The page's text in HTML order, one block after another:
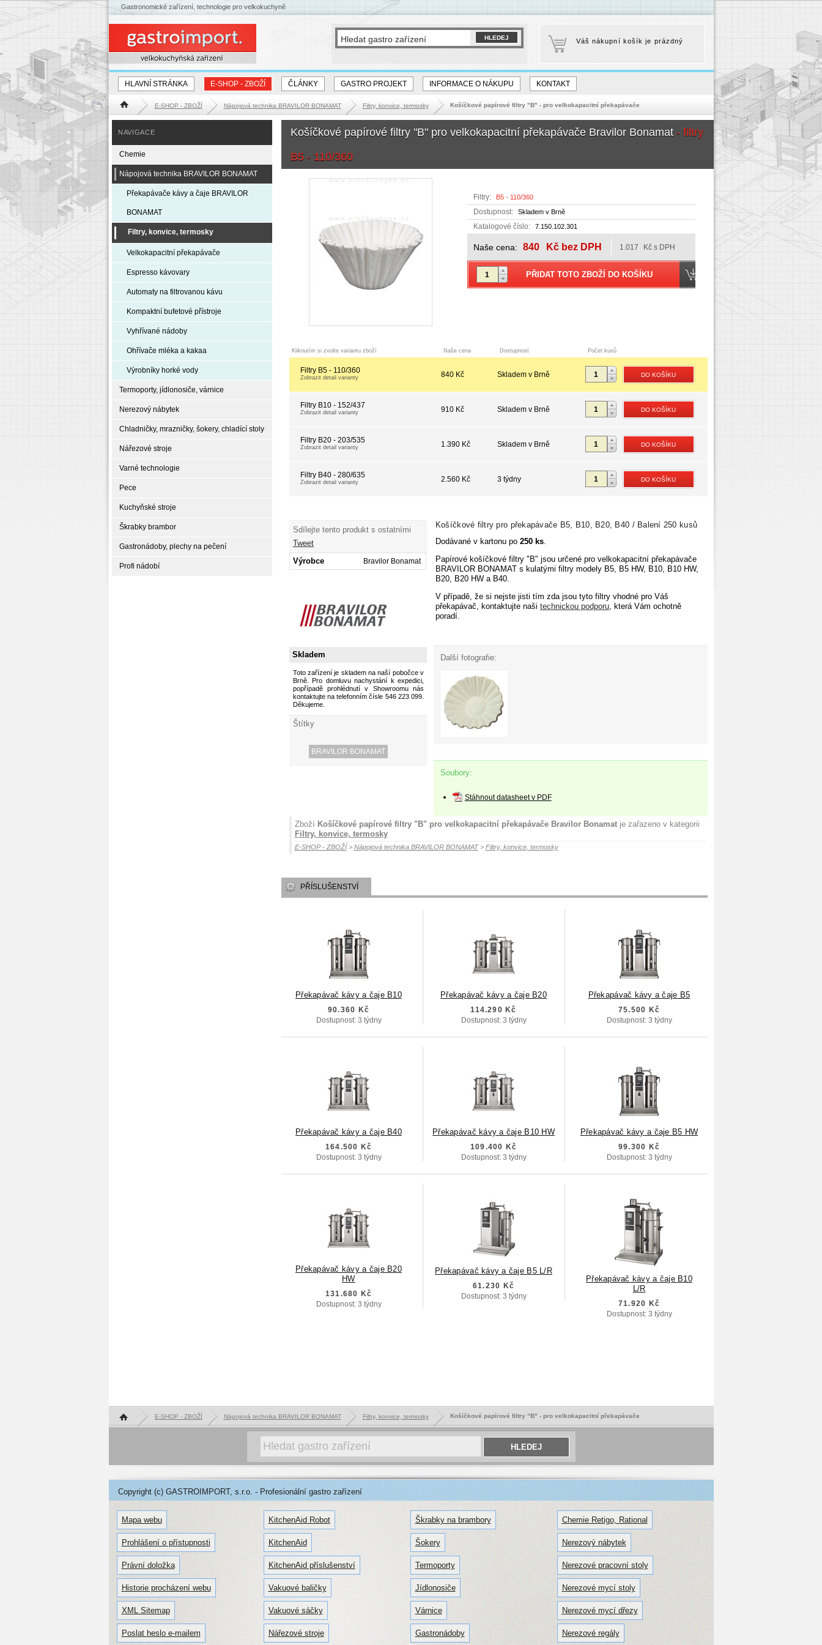
HLAVNÍ STRÁNKA E-SHOP - ZBOŽÍ ČLÁNKY GASTRO PROJEKT INFORMACE O NÁKUPU KONTAKT
Hlavní stránka E-SHOP - ZBOŽÍ Nápojová technika BRAVILOR BONAMAT Filtry, konvice, termosky Košíčkové papírové filtry "B" - pro velkokapacitní překapávače
Košíčkové papírové filtry "B" pro velkokapacitní překapávače Bravilor Bonamat - filtry
B5 - 110/360
Filtry: B5 - 110/360
Dostupnost: Skladem v Brně
Katalogové číslo: 7.150.102.301
Naše cena: 840 Kč bez DPH 1.017 Kč s DPH
Kliknutím si zvolte variantu zboží Naše cena Dostupnost Počet kusů
Filtry B5 - 110/360
Zobrazit detail varianty 840 Kč Skladem v Brně
Filtry B10 - 152/437
Zobrazit detail varianty 910 Kč Skladem v Brně
Filtry B20 - 203/535
Zobrazit detail varianty 1.390 Kč Skladem v Brně
Filtry B40 - 280/635
Zobrazit detail varianty 2.560 Kč 3 týdny
Sdílejte tento produkt s ostatními
Tweet
Výrobce
Bravilor Bonamat
Skladem
Toto zařízení je skladem na naší pobočce v
Brně. Pro domluvu nachystání k expedici,
popřípadě prohlédnutí v Showroomu nás
kontaktujte na telefonním čísle 546 223 099.
Děkujeme.
Štítky
BRAVILOR BONAMAT
Košíčkové filtry pro překapávače B5, B10, B20, B40 / Balení 250 kusů
Dodávané v kartonu po 250 ks.
Papírové košíčkové filtry "B" jsou určené pro velkokapacitní překapávače
BRAVILOR BONAMAT s kulatými filtry modely B5, B5 HW, B10, B10 HW,
B20, B20 HW a B40.
V případě, že si nejste jisti tím zda jsou tyto filtry vhodné pro Váš
překapávač, kontaktujte naši technickou podporu, která Vám ochotně
poradí.
Další fotografie:
Soubory:
Stáhnout datasheet v PDF
Zboží Košíčkové papírové filtry "B" pro velkokapacitní překapávače Bravilor Bonamatje zařazeno v kategorii
Filtry, konvice, termosky
E-SHOP - ZBOŽÍ> Nápojová technika BRAVILOR BONAMAT> Filtry, konvice, termosky
PŘÍSLUŠENSTVÍ
Překapávač kávy a čaje B10
90.360 Kč
Dostupnost: 3 týdny
Překapávač kávy a čaje B20
114.290 Kč
Dostupnost: 3 týdny
Překapávač kávy a čaje B5
75.500 Kč
Dostupnost: 3 týdny
Překapávač kávy a čaje B40
164.500 Kč
Dostupnost: 3 týdny
Překapávač kávy a čaje B10 HW
109.400 Kč
Dostupnost: 3 týdny
Překapávač kávy a čaje B5 HW
99.300 Kč
Dostupnost: 3 týdny
Překapávač kávy a čaje B20
HW
131.680 Kč
Dostupnost: 3 týdny
Překapávač kávy a čaje B5 L/R
61.230 Kč
Dostupnost: 3 týdny
Překapávač kávy a čaje B10
L/R
71.920 Kč
Dostupnost: 3 týdny
NAVIGACE
Chemie
Nápojová technika BRAVILOR BONAMAT
Překapávače kávy a čaje BRAVILOR
BONAMAT
Filtry, konvice, termosky
Velkokapacitní překapávače
Espresso kávovary
Automaty na filtrovanou kávu
Kompaktní bufetové přístroje
Vyhřívané nádoby
Ohřívače mléka a kakaa
Výrobníky horké vody
Termoporty, jídlonosiče, várnice
Nerezový nábytek
Chladničky, mrazničky, šokery, chladící stoly
Nářezové stroje
Varné technologie
Pece
Kuchyňské stroje
Škrabky brambor
Gastronádoby, plechy na pečení
Profi nádobí
Gastronomické zařízení, technologie pro velkokuchyně
Váš nákupní košík je prázdný
Hlavní stránka E-SHOP - ZBOŽÍ Nápojová technika BRAVILOR BONAMAT Filtry, konvice, termosky Košíčkové papírové filtry "B" - pro velkokapacitní překapávače
Copyright (c) GASTROIMPORT, s.r.o. - Profesionální gastro zařízení
Mapa webu
Prohlášení o přístupnosti
Právní doložka
Historie procházení webu
XML Sitemap
Poslat heslo e-mailem
KitchenAid Robot
KitchenAid
KitchenAid příslušenství
Vakuové baličky
Vakuové sáčky
Nářezové stroje
Škrabky na brambory
Šokery
Termoporty
Jídlonosiče
Várnice
Gastronádoby
Chemie Retigo, Rational
Nerezový nábytek
Nerezové pracovní stoly
Nerezové mycí stoly
Nerezové mycí dřezy
Nerezové regály